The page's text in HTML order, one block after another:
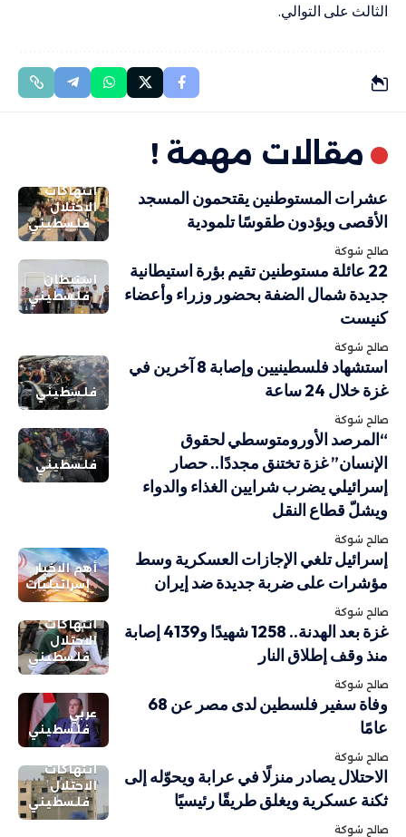
الثالث على التوالي.
مقالات مهمة !
انتهاكات
الاحتلال
فلسطيني
عشرات المستوطنين يقتحمون المسجد
الأقصى ويؤدون طقوسًا تلمودية
صالح شوكة
استيطان
فلسطيني
22 عائلة مستوطنين تقيم بؤرة استيطانية
جديدة شمال الضفة بحضور وزراء وأعضاء
كنيست
صالح شوكة
فلسطيني
استشهاد فلسطينيين وإصابة 8 آخرين في
غزة خلال 24 ساعة
صالح شوكة
فلسطيني
“المرصد الأورومتوسطي لحقوق
الإنسان” غزة تختنق مجددًا.. حصار
إسرائيلي يضرب شرايين الغذاء والدواء
ويشلّ قطاع النقل
صالح شوكة
أهم الاخبار
إسرائيليات
إسرائيل تلغي الإجازات العسكرية وسط
مؤشرات على ضربة جديدة ضد إيران
صالح شوكة
انتهاكات
الاحتلال
فلسطيني
غزة بعد الهدنة.. 1258 شهيدًا و4139 إصابة
منذ وقف إطلاق النار
صالح شوكة
عربي
فلسطيني
وفاة سفير فلسطين لدى مصر عن 68
عامًا
صالح شوكة
انتهاكات
الاحتلال
فلسطيني
الاحتلال يصادر منزلًا في عرابة ويحوّله إلى
ثكنة عسكرية ويغلق طريقًا رئيسيًا
صالح شوكة